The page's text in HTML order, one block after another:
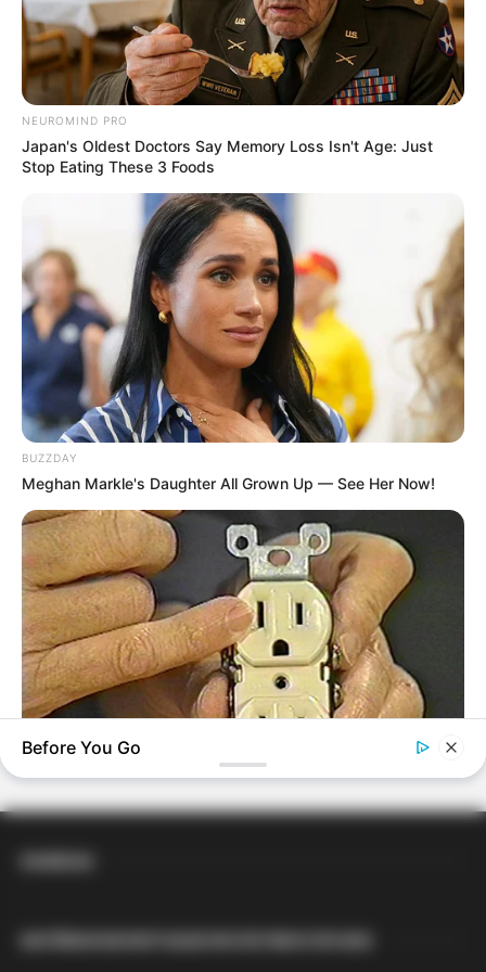
E-mail*
Mensagem *
BUSCAR
DESTAQUES
DESTAQUES DA SEMANA
DESTAQUES DO MÊS
NEUROMIND PRO
Japan's Oldest Doctors Say Memory Loss Isn't Age: Just
Stop Eating These 3 Foods
BUZZDAY
Meghan Markle's Daughter All Grown Up — See Her Now!
1 Simple Hack To Save On Your Electric Bill (Try Tonight)
Before You Go